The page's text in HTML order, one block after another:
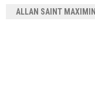
ALLAN SAINT MAXIMIN